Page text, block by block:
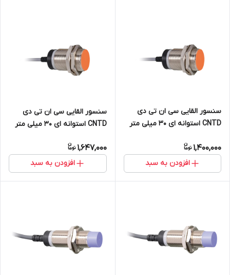
سنسور القایی سی ان تی دی
CNTD استوانه ای 30 میلی متر
مدل CJY30E-10KB
1,400,000
افزودن به سبد
سنسور القایی سی ان تی دی
CNTD استوانه ای 30 میلی متر
مدل CJY30E-10NC
1,647,000
افزودن به سبد